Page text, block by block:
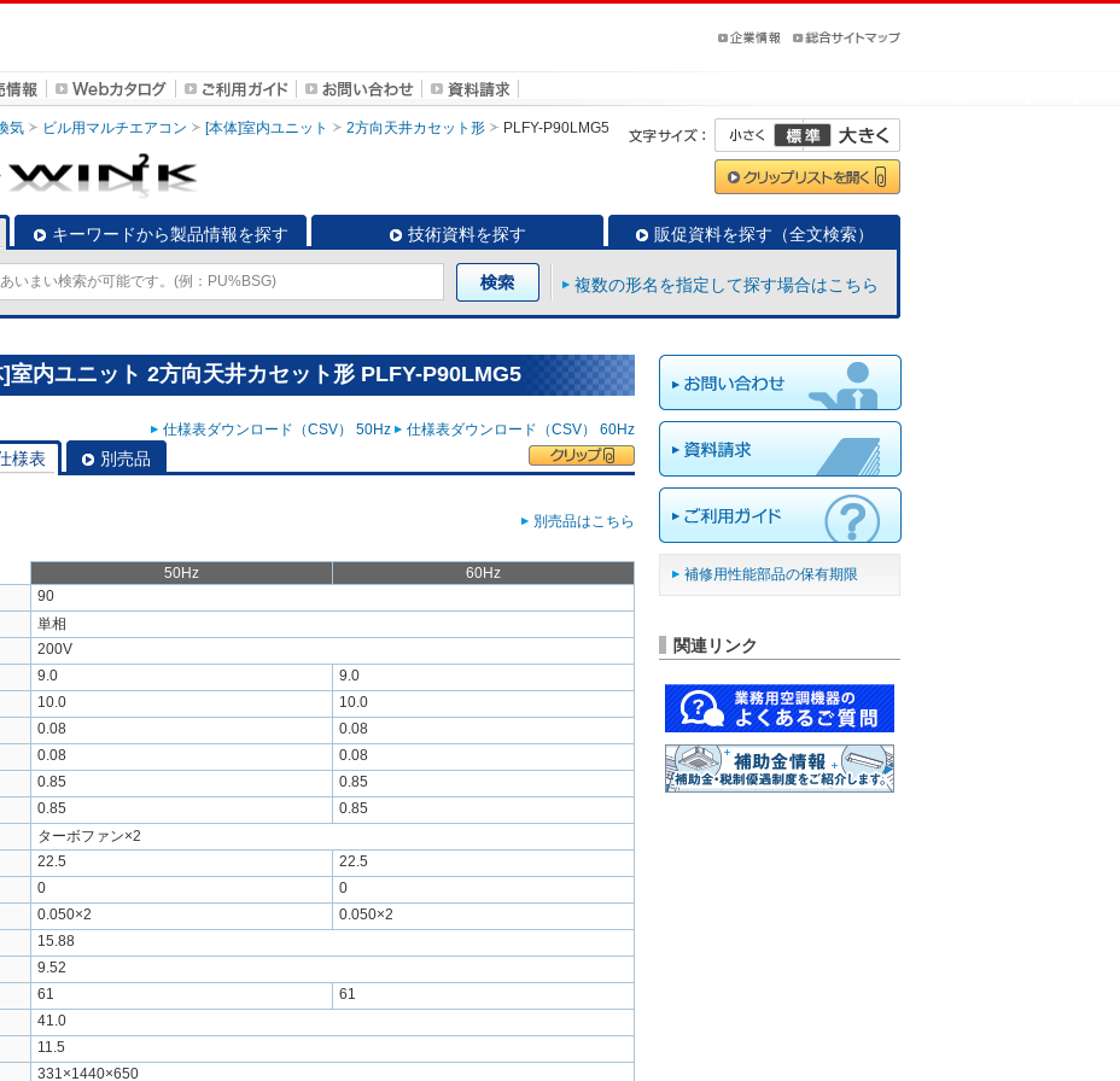
気 ビル用マルチエアコン [本体]室内ユニット 2方向天井カセット形 PLFY-P90LMG5
キーワードから製品情報を探す 技術資料を探す 販促資料を探す（全文検索）
複数の形名を指定して探す場合はこちら
室内ユニット 2方向天井カセット形 PLFY-P90LMG5
仕様表ダウンロード（CSV） 50Hz 仕様表ダウンロード（CSV） 60Hz
様表 別売品
別売品はこちら
50Hz
60Hz
90
単相
200V
9.0
9.0
10.0
10.0
0.08
0.08
0.08
0.08
0.85
0.85
0.85
0.85
ターボファン×2
22.5
22.5
0
0
0.050×2
0.050×2
15.88
9.52
61
61
41.0
11.5
331×1440×650
補修用性能部品の保有期限
関連リンク